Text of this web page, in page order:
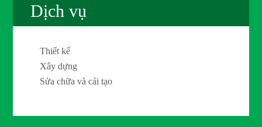
Dịch vụ
Thiết kế
Xây dựng
Sửa chữa và cải tạo